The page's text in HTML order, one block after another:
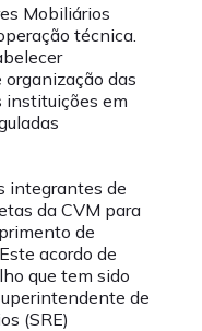
Mobiliários
técnica.
das
instituições em
integrantes de
da CVM para
de
acordo de
que tem sido
de
(SRE)